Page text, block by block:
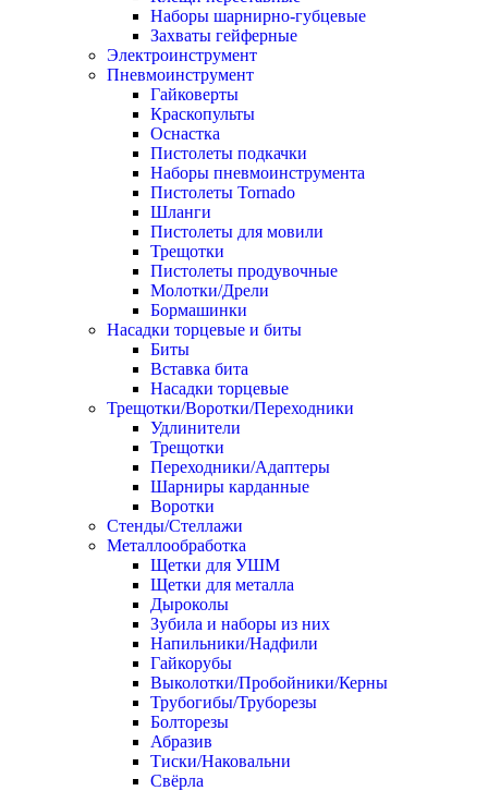
Наборы шарнирно-губцевые
Захваты гейферные
Электроинструмент
Пневмоинструмент
Гайковерты
Краскопульты
Оснастка
Пистолеты подкачки
Наборы пневмоинструмента
Пистолеты Tornado
Шланги
Пистолеты для мовили
Трещотки
Пистолеты продувочные
Молотки/Дрели
Бормашинки
Насадки торцевые и биты
Биты
Вставка бита
Насадки торцевые
Трещотки/Воротки/Переходники
Удлинители
Трещотки
Переходники/Адаптеры
Шарниры карданные
Воротки
Стенды/Стеллажи
Металлообработка
Щетки для УШМ
Щетки для металла
Дыроколы
Зубила и наборы из них
Напильники/Надфили
Гайкорубы
Выколотки/Пробойники/Керны
Трубогибы/Труборезы
Болторезы
Абразив
Тиски/Наковальни
Свёрла